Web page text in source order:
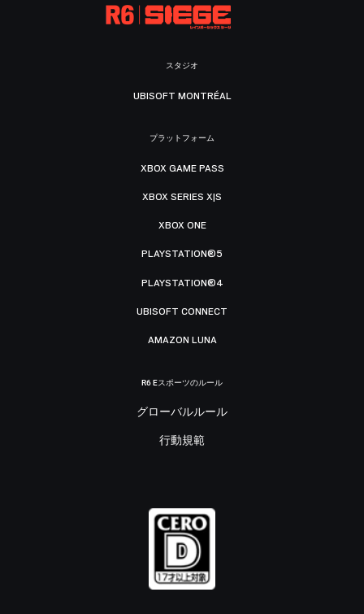
スタジオ
UBISOFT MONTRÉAL
プラットフォーム
XBOX GAME PASS
XBOX SERIES X|S
XBOX ONE
PLAYSTATION®5
PLAYSTATION®4
UBISOFT CONNECT
AMAZON LUNA
R6 Eスポーツのルール
グローバルルール
行動規範